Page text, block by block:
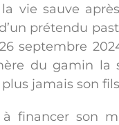
vie sauve
prétendu
septembre
du gamin la
jamais son
financer son